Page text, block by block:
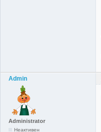
Admin
Administrator
Неактивен